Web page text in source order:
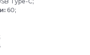
60;